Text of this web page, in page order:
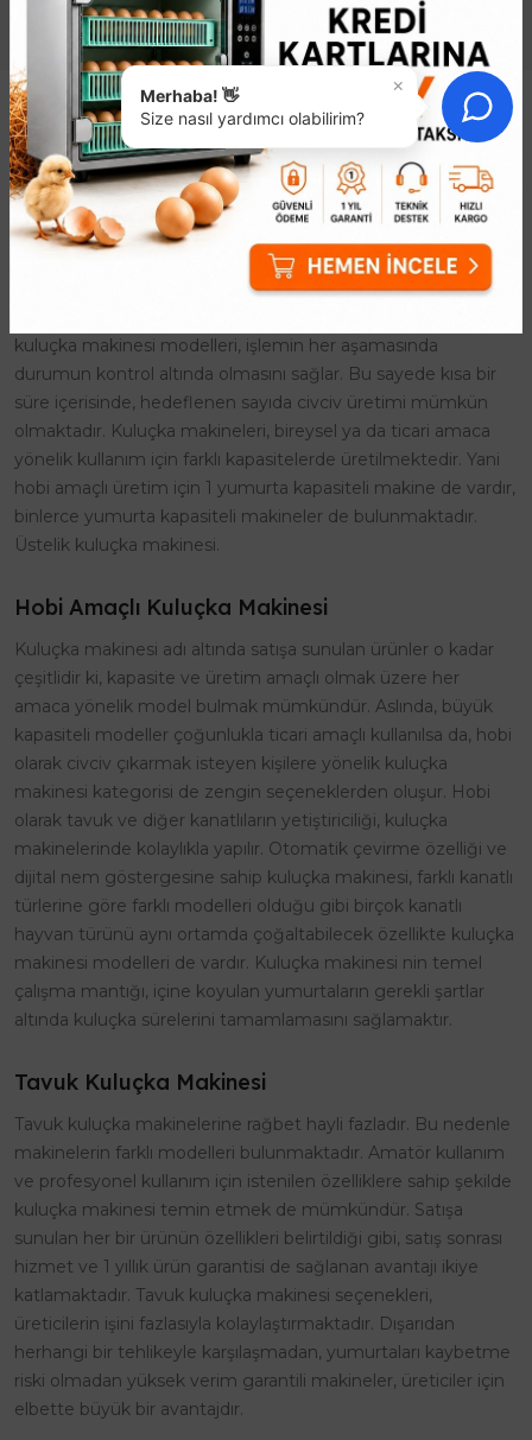
Kuluçka Makinesi
Kuluçka Makinesi ile civciv üretimi, farklı amaçlara yönelik
olarak yapılmaktadır. Civcivler genelde doğal yolla çoğaltılır
ancak bu durum maliyeti arttırdığı gibi, üretim sürecini de
uzatır. Civciv çıkması için gerekli bir mühendislik çalışması
sonucu geliştirilen kuluçka makinesi, verimli üretim için ideal
kuluçka makinesi modelleri, işlemin her aşamasında
durumun kontrol altında olmasını sağlar. Bu sayede kısa bir
süre içerisinde, hedeflenen sayıda civciv üretimi mümkün
olmaktadır. Kuluçka makineleri, bireysel ya da ticari amaca
yönelik kullanım için farklı kapasitelerde üretilmektedir. Yani
hobi amaçlı üretim için 1 yumurta kapasiteli makine de vardır,
binlerce yumurta kapasiteli makineler de bulunmaktadır.
Üstelik kuluçka makinesi.
Hobi Amaçlı Kuluçka Makinesi
Kuluçka makinesi adı altında satışa sunulan ürünler o kadar
çeşitlidir ki, kapasite ve üretim amaçlı olmak üzere her
amaca yönelik model bulmak mümkündür. Aslında, büyük
kapasiteli modeller çoğunlukla ticari amaçlı kullanılsa da, hobi
olarak civciv çıkarmak isteyen kişilere yönelik kuluçka
makinesi kategorisi de zengin seçeneklerden oluşur. Hobi
olarak tavuk ve diğer kanatlıların yetiştiriciliği, kuluçka
makinelerinde kolaylıkla yapılır. Otomatik çevirme özelliği ve
dijital nem göstergesine sahip kuluçka makinesi, farklı kanatlı
türlerine göre farklı modelleri olduğu gibi birçok kanatlı
hayvan türünü aynı ortamda çoğaltabilecek özellikte kuluçka
makinesi modelleri de vardır. Kuluçka makinesi nin temel
çalışma mantığı, içine koyulan yumurtaların gerekli şartlar
altında kuluçka sürelerini tamamlamasını sağlamaktır.
Tavuk Kuluçka Makinesi
Tavuk kuluçka makinelerine rağbet hayli fazladır. Bu nedenle
makinelerin farklı modelleri bulunmaktadır. Amatör kullanım
ve profesyonel kullanım için istenilen özelliklere sahip şekilde
kuluçka makinesi temin etmek de mümkündür. Satışa
sunulan her bir ürünün özellikleri belirtildiği gibi, satış sonrası
hizmet ve 1 yıllık ürün garantisi de sağlanan avantajı ikiye
katlamaktadır. Tavuk kuluçka makinesi seçenekleri,
üreticilerin işini fazlasıyla kolaylaştırmaktadır. Dışarıdan
herhangi bir tehlikeyle karşılaşmadan, yumurtaları kaybetme
riski olmadan yüksek verim garantili makineler, üreticiler için
elbette büyük bir avantajdır.
×
Merhaba! 👋
Size nasıl yardımcı olabilirim?